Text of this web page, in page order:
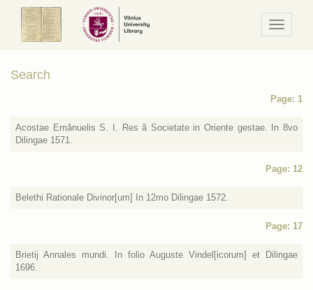
/
Meniu
Search
Page: 1
Acostae Emânuelis S. I. Res ã Societate in Oriente gestae. In 8vo
Dilingae 1571.
Page: 12
Belethi Rationale Divinor[um] In 12mo Dilingae 1572.
Page: 17
Brietij Annales mundi. In folio Auguste Vindel[icorum] et Dilingae
1696.